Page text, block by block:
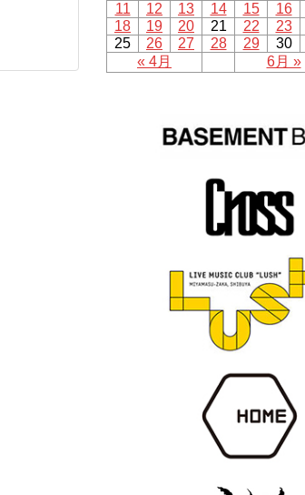
11
12 13 14 15 16
18
19 20 21 22 23
25
26 27 28 29 30
« 4月
6月 »